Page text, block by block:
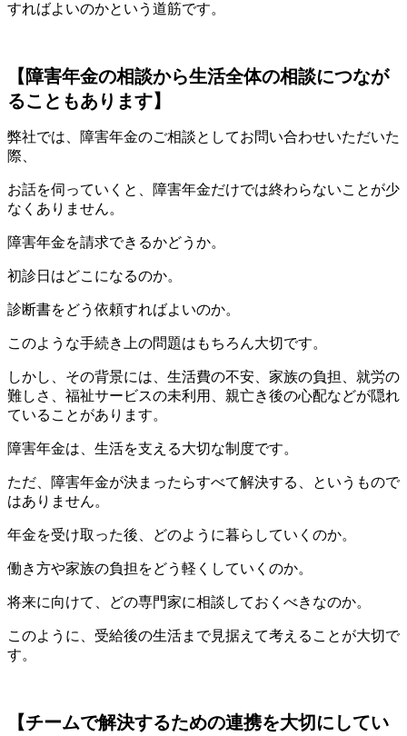
すればよいのかという道筋です。
【障害年金の相談から生活全体の相談につなが
ることもあります】
弊社では、障害年金のご相談としてお問い合わせいただいた
際、
お話を伺っていくと、障害年金だけでは終わらないことが少
なくありません。
障害年金を請求できるかどうか。
初診日はどこになるのか。
診断書をどう依頼すればよいのか。
このような手続き上の問題はもちろん大切です。
しかし、その背景には、生活費の不安、家族の負担、就労の
難しさ、福祉サービスの未利用、親亡き後の心配などが隠れ
ていることがあります。
障害年金は、生活を支える大切な制度です。
ただ、障害年金が決まったらすべて解決する、というもので
はありません。
年金を受け取った後、どのように暮らしていくのか。
働き方や家族の負担をどう軽くしていくのか。
将来に向けて、どの専門家に相談しておくべきなのか。
このように、受給後の生活まで見据えて考えることが大切で
す。
【チームで解決するための連携を大切にしてい